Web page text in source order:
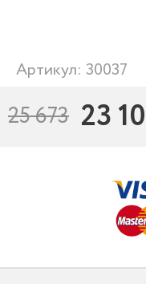
Артикул: 30037
25 673 23